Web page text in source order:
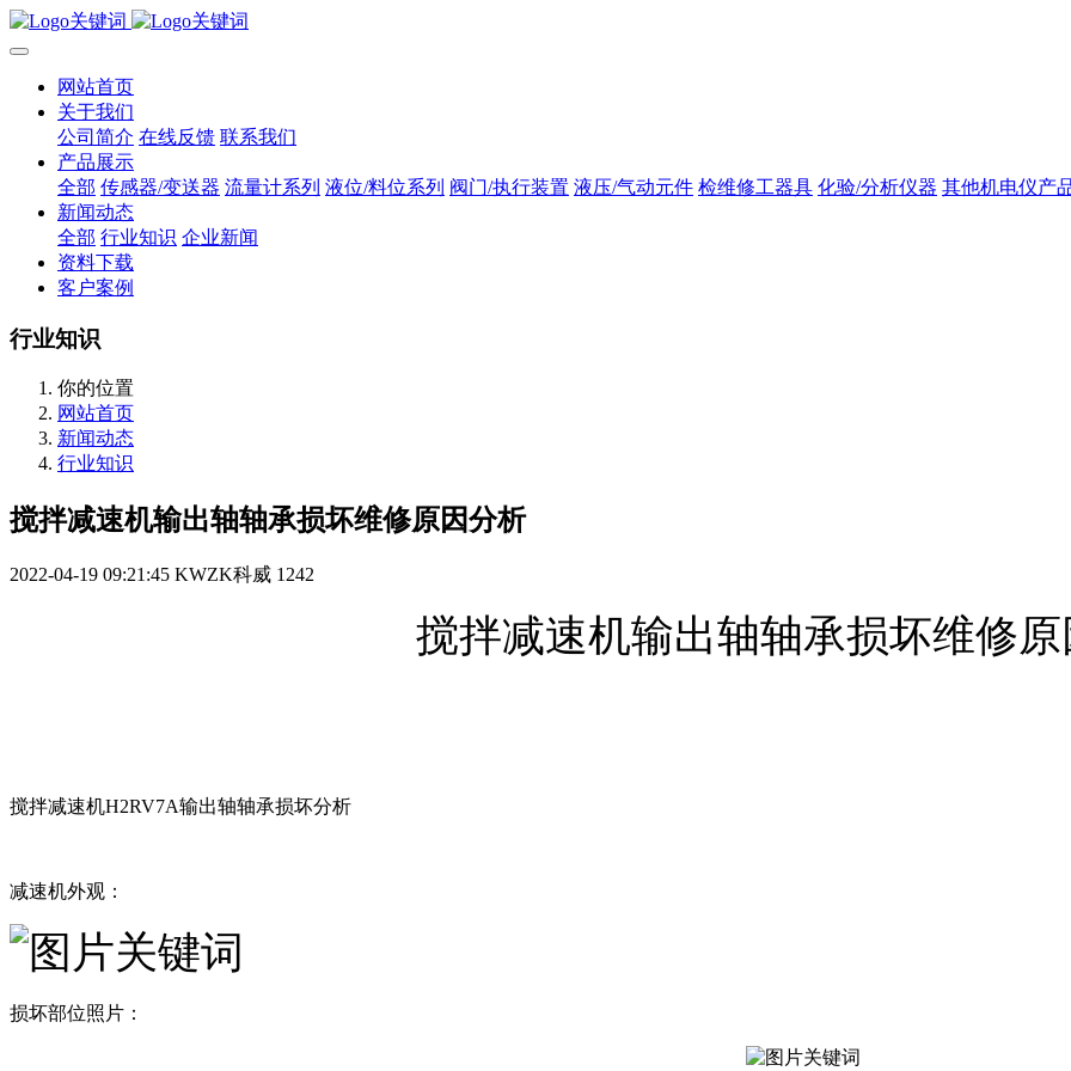
网站首页
关于我们
公司简介 在线反馈 联系我们
产品展示
全部 传感器/变送器 流量计系列 液位/料位系列 阀门/执行装置 液压/气动元件 检维修工器具 化验/分析仪器 其他机电仪产
新闻动态
全部 行业知识 企业新闻
资料下载
客户案例
行业知识
你的位置
网站首页
新闻动态
行业知识
搅拌减速机输出轴轴承损坏维修原因分析
2022-04-19 09:21:45 KWZK科威 1242
搅拌减速机输出轴轴承损坏维修
搅拌减速机H2RV7A输出轴轴承损坏分析
减速机外观：
损坏部位照片：